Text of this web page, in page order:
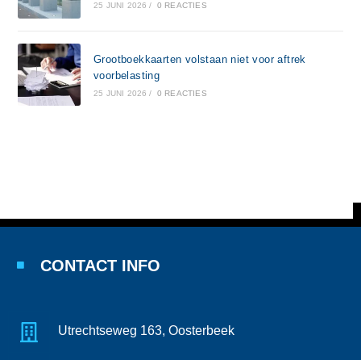
25 JUNI 2026 / 0 REACTIES
Grootboekkaarten volstaan niet voor aftrek
voorbelasting
25 JUNI 2026 / 0 REACTIES
CONTACT INFO
Utrechtseweg 163, Oosterbeek